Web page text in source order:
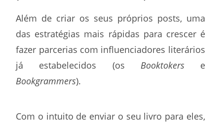
Além de criar os seus próprios posts, uma
das estratégias mais rápidas para crescer é
fazer parcerias com influenciadores literários
já estabelecidos (os Booktokers e
Bookgrammers).
Com o intuito de enviar o seu livro para eles,